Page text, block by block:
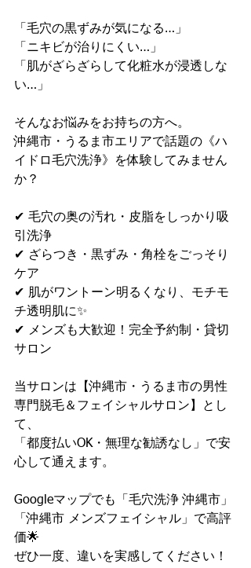
「毛穴の黒ずみが気になる…」
「ニキビが治りにくい…」
「肌がざらざらして化粧水が浸透しな
い…」
そんなお悩みをお持ちの方へ。
沖縄市・うるま市エリアで話題の《ハ
イドロ毛穴洗浄》を体験してみません
か？
✔ 毛穴の奥の汚れ・皮脂をしっかり吸
引洗浄
✔ ざらつき・黒ずみ・角栓をごっそり
ケア
✔ 肌がワントーン明るくなり、モチモ
チ透明肌に✨
✔ メンズも大歓迎！完全予約制・貸切
サロン
当サロンは【沖縄市・うるま市の男性
専門脱毛＆フェイシャルサロン】とし
て、
「都度払いOK・無理な勧誘なし」で安
心して通えます。
Googleマップでも「毛穴洗浄 沖縄市」
「沖縄市 メンズフェイシャル」で高評
価🌟
ぜひ一度、違いを実感してください！